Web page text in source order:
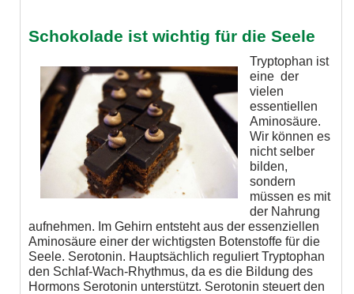
Schokolade ist wichtig für die Seele
Tryptophan ist
eine der
vielen
essentiellen
Aminosäure.
Wir können es
nicht selber
bilden,
sondern
müssen es mit
der Nahrung
aufnehmen. Im Gehirn entsteht aus der essenziellen
Aminosäure einer der wichtigsten Botenstoffe für die
Seele. Serotonin. Hauptsächlich reguliert Tryptophan
den Schlaf-Wach-Rhythmus, da es die Bildung des
Hormons Serotonin unterstützt. Serotonin steuert den